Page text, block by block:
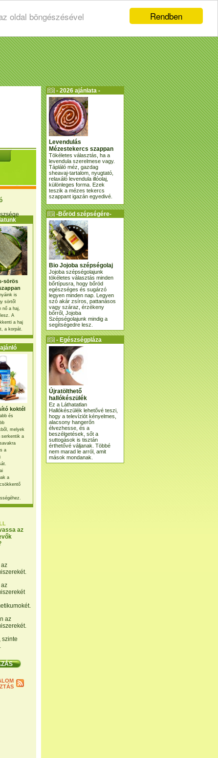
Rendben
oldal böngészésével
sörös
is
sörtől
nő a haj,
A
a haj
a korpát.
koktél
és
melyek
serkentik a
a
a
az
az
az
az
szinte
- 2026 ajánlata -
Levendulás
Mézestekercs szappan
Tökéletes választás, ha a
levendula szerelmese vagy.
Tápláló méz, gazdag
sheavaj-tartalom, nyugtató,
relaxáló levendula illóolaj,
különleges forma. Ezek
teszik a mézes tekercs
szappant igazán egyedivé.
-Bőröd szépségére-
Bio Jojoba szépségolaj
Jojoba szépségolajunk
tökéletes választás minden
bőrtípusra, hogy bőröd
egészséges és sugárzó
legyen minden nap. Legyen
szó akár zsíros, pattanásos
vagy száraz, érzékeny
bőrről, Jojoba
Szépségolajunk mindig a
segítségedre lesz.
- Egészségpláza
ajánlatunk -
Újratölthető
hallókészülék
Ez a Láthatatlan
Hallókészülék lehetővé teszi,
hogy a televíziót kényelmes,
alacsony hangerőn
élvezhesse, és a
beszélgetések, sőt a
suttogások is tisztán
érthetővé váljanak. Többé
nem marad le arról, amit
mások mondanak.